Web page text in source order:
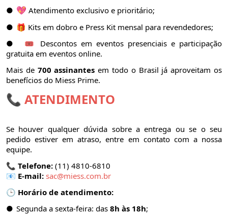
● 💖 Atendimento exclusivo e prioritário;
● 🎁 Kits em dobro e Press Kit mensal para revendedores;
●
🎟️ Descontos em eventos presenciais e participação
gratuita em eventos online.
Mais de 700 assinantes em todo o Brasil já aproveitam os
benefícios do Miess Prime.
📞 ATENDIMENTO
Se houver qualquer dúvida sobre a entrega ou se o seu
pedido estiver em atraso, entre em contato com a nossa
equipe.
📞 Telefone: (11) 4810-6810
📧 E-mail: sac@miess.com.br
🕒 Horário de atendimento:
● Segunda a sexta-feira: das 8h às 18h;